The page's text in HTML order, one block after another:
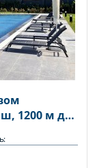
1200 м до